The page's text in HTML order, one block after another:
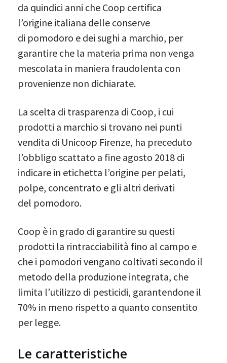
da quindici anni che Coop certifica
l’origine italiana delle conserve
di pomodoro e dei sughi a marchio, per
garantire che la materia prima non venga
mescolata in maniera fraudolenta con
provenienze non dichiarate.
La scelta di trasparenza di Coop, i cui
prodotti a marchio si trovano nei punti
vendita di Unicoop Firenze, ha preceduto
l’obbligo scattato a fine agosto 2018 di
indicare in etichetta l’origine per pelati,
polpe, concentrato e gli altri derivati
del pomodoro.
Coop è in grado di garantire su questi
prodotti la rintracciabilità fino al campo e
che i pomodori vengano coltivati secondo il
metodo della produzione integrata, che
limita l’utilizzo di pesticidi, garantendone il
70% in meno rispetto a quanto consentito
per legge.
Le caratteristiche